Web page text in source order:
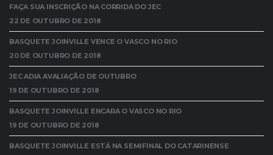
FAÇA SUA INSCRIÇÃO NA CORRIDA DO JEC
22 DE OUTUBRO DE 2018
BASQUETE JOINVILLE VENCE O VASCO NO RIO
20 DE OUTUBRO DE 2018
JEC ADIA AVALIAÇÃO DE OUTUBRO
19 DE OUTUBRO DE 2018
BASQUETE JOINVILLE ENCARA O VASCO NO RIO
19 DE OUTUBRO DE 2018
BASQUETE JOINVILLE ESTÁ NA SEMIFINAL DO CATARINENSE